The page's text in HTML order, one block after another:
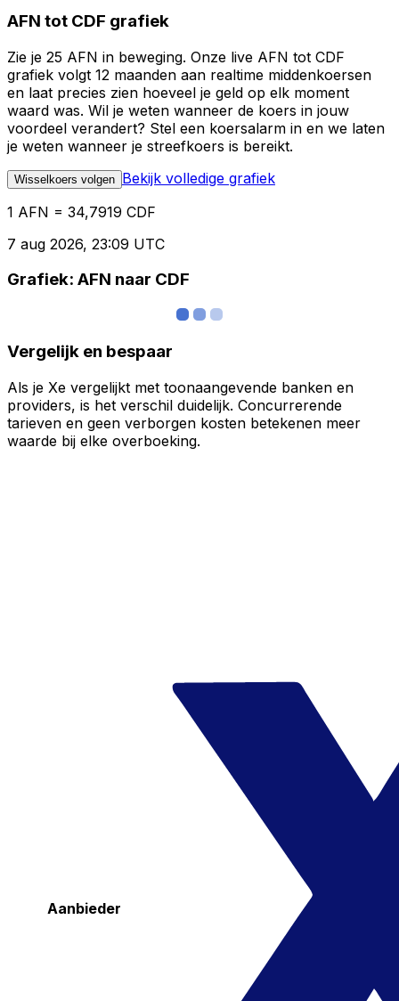
AFN tot CDF grafiek
Zie je 25 AFN in beweging. Onze live AFN tot CDF
grafiek volgt 12 maanden aan realtime middenkoersen
en laat precies zien hoeveel je geld op elk moment
waard was. Wil je weten wanneer de koers in jouw
voordeel verandert? Stel een koersalarm in en we laten
je weten wanneer je streefkoers is bereikt.
Wisselkoers volgen Bekijk volledige grafiek
1 AFN = 34,7919 CDF
7 aug 2026, 23:09 UTC
Grafiek: AFN naar CDF
Vergelijk en bespaar
Als je Xe vergelijkt met toonaangevende banken en
providers, is het verschil duidelijk. Concurrerende
tarieven en geen verborgen kosten betekenen meer
waarde bij elke overboeking.
Aanbieder